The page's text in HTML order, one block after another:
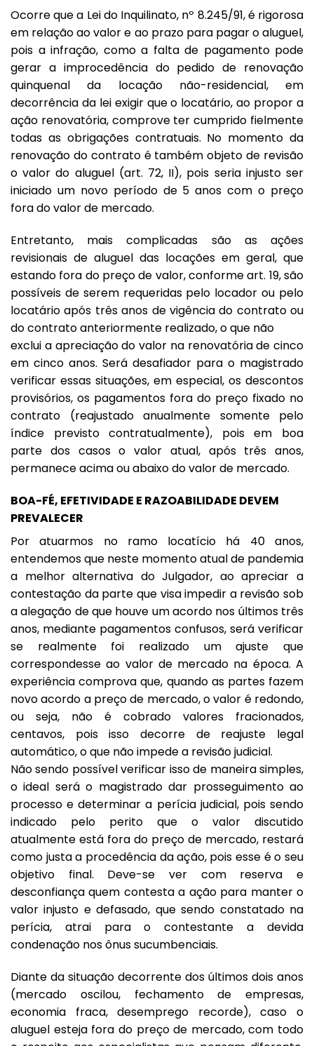
Ocorre que a Lei do Inquilinato, nº 8.245/91, é rigorosa
em relação ao valor e ao prazo para pagar o aluguel,
pois a infração, como a falta de pagamento pode
gerar a improcedência do pedido de renovação
quinquenal da locação não-residencial, em
decorrência da lei exigir que o locatário, ao propor a
ação renovatória, comprove ter cumprido fielmente
todas as obrigações contratuais. No momento da
renovação do contrato é também objeto de revisão
o valor do aluguel (art. 72, II), pois seria injusto ser
iniciado um novo período de 5 anos com o preço
fora do valor de mercado.
Entretanto, mais complicadas são as ações
revisionais de aluguel das locações em geral, que
estando fora do preço de valor, conforme art. 19, são
possíveis de serem requeridas pelo locador ou pelo
locatário após três anos de vigência do contrato ou
do contrato anteriormente realizado, o que não
exclui a apreciação do valor na renovatória de cinco
em cinco anos. Será desafiador para o magistrado
verificar essas situações, em especial, os descontos
provisórios, os pagamentos fora do preço fixado no
contrato (reajustado anualmente somente pelo
índice previsto contratualmente), pois em boa
parte dos casos o valor atual, após três anos,
permanece acima ou abaixo do valor de mercado.
BOA-FÉ, EFETIVIDADE E RAZOABILIDADE DEVEM
PREVALECER
Por atuarmos no ramo locatício há 40 anos,
entendemos que neste momento atual de pandemia
a melhor alternativa do Julgador, ao apreciar a
contestação da parte que visa impedir a revisão sob
a alegação de que houve um acordo nos últimos três
anos, mediante pagamentos confusos, será verificar
se realmente foi realizado um ajuste que
correspondesse ao valor de mercado na época. A
experiência comprova que, quando as partes fazem
novo acordo a preço de mercado, o valor é redondo,
ou seja, não é cobrado valores fracionados,
centavos, pois isso decorre de reajuste legal
automático, o que não impede a revisão judicial.
Não sendo possível verificar isso de maneira simples,
o ideal será o magistrado dar prosseguimento ao
processo e determinar a perícia judicial, pois sendo
indicado pelo perito que o valor discutido
atualmente está fora do preço de mercado, restará
como justa a procedência da ação, pois esse é o seu
objetivo final. Deve-se ver com reserva e
desconfiança quem contesta a ação para manter o
valor injusto e defasado, que sendo constatado na
perícia, atrai para o contestante a devida
condenação nos ônus sucumbenciais.
Diante da situação decorrente dos últimos dois anos
(mercado oscilou, fechamento de empresas,
economia fraca, desemprego recorde), caso o
aluguel esteja fora do preço de mercado, com todo